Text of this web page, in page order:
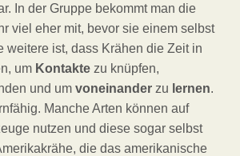
In der Gruppe bekommt man die
viel eher mit, bevor sie einem selbst
weitere ist, dass Krähen die Zeit in
um Kontakte zu knüpfen,
und um voneinander zu lernen.
Manche Arten können auf
nutzen und diese sogar selbst
die das amerikanische